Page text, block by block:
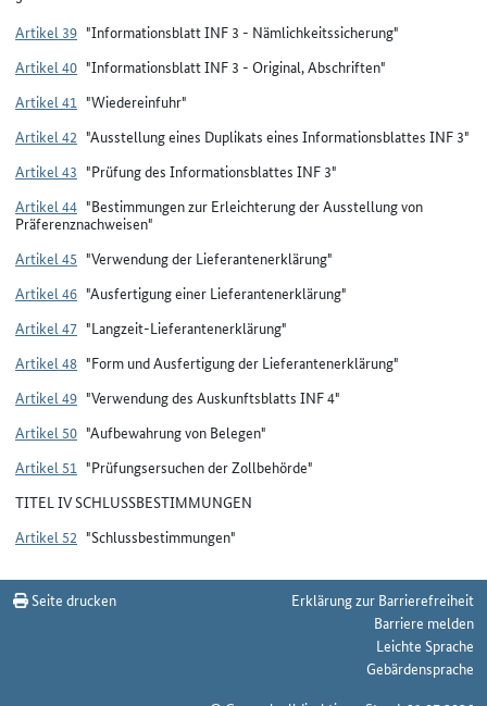
Artikel 39 "Informationsblatt INF 3 - Nämlichkeitssicherung"
Artikel 40 "Informationsblatt INF 3 - Original, Abschriften"
Artikel 41 "Wiedereinfuhr"
Artikel 42 "Ausstellung eines Duplikats eines Informationsblattes INF 3"
Artikel 43 "Prüfung des Informationsblattes INF 3"
Artikel 44 "Bestimmungen zur Erleichterung der Ausstellung von
Präferenznachweisen"
Artikel 45 "Verwendung der Lieferantenerklärung"
Artikel 46 "Ausfertigung einer Lieferantenerklärung"
Artikel 47 "Langzeit-Lieferantenerklärung"
Artikel 48 "Form und Ausfertigung der Lieferantenerklärung"
Artikel 49 "Verwendung des Auskunftsblatts INF 4"
Artikel 50 "Aufbewahrung von Belegen"
Artikel 51 "Prüfungsersuchen der Zollbehörde"
TITEL IV SCHLUSSBESTIMMUNGEN
Artikel 52 "Schlussbestimmungen"
Seite drucken
Erklärung zur Barrierefreiheit
Barriere melden
Leichte Sprache
Gebärdensprache